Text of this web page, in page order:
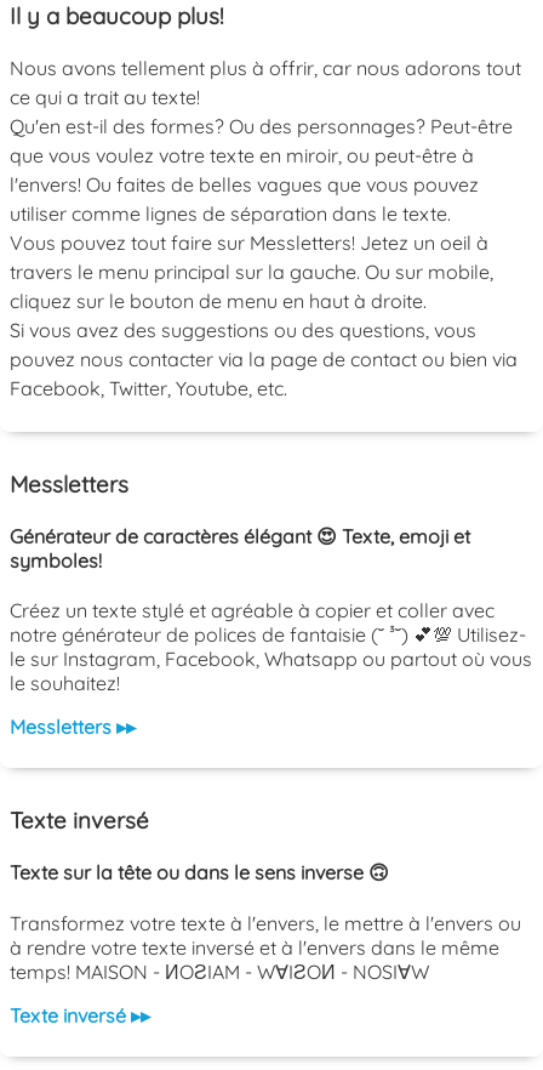
Il y a beaucoup plus!
Nous avons tellement plus à offrir, car nous adorons tout
ce qui a trait au texte!
Qu'en est-il des formes? Ou des personnages? Peut-être
que vous voulez votre texte en miroir, ou peut-être à
l'envers! Ou faites de belles vagues que vous pouvez
utiliser comme lignes de séparation dans le texte.
Vous pouvez tout faire sur Messletters! Jetez un oeil à
travers le menu principal sur la gauche. Ou sur mobile,
cliquez sur le bouton de menu en haut à droite.
Si vous avez des suggestions ou des questions, vous
pouvez nous contacter via la page de contact ou bien via
Facebook, Twitter, Youtube, etc.
Messletters
Générateur de caractères élégant 😍 Texte, emoji et
symboles!
Créez un texte stylé et agréable à copier et coller avec
notre générateur de polices de fantaisie (˘ ³˘) 💕💯 Utilisez-
le sur Instagram, Facebook, Whatsapp ou partout où vous
le souhaitez!
Messletters ▸▸
Texte inversé
Texte sur la tête ou dans le sens inverse 🙃
Transformez votre texte à l'envers, le mettre à l'envers ou
à rendre votre texte inversé et à l'envers dans le même
temps! MAISON - ИOƧIAM - W∀IƧOИ - NOSI∀W
Texte inversé ▸▸